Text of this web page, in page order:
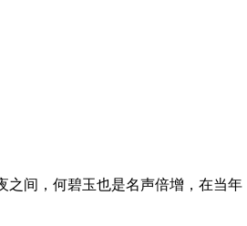
间，何碧玉也是名声倍增，在当